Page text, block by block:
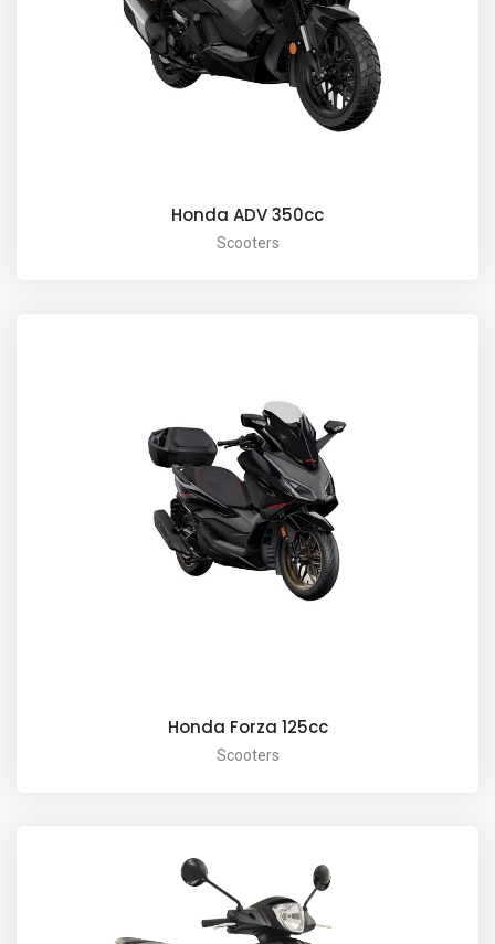
Honda ADV 350cc
Scooters
Honda Forza 125cc
Scooters